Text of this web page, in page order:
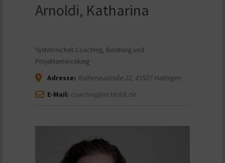
Arnoldi, Katharina
Systemisches Coaching, Beratung und
Projektentwicklung
Adresse: Rathenaustraße 22, 45527Hattingen
E-Mail: coaching@richtoldi.de